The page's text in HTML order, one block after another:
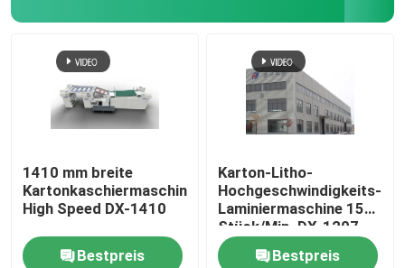
1410 mm breite
Kartonkaschiermaschine
High Speed ​​DX-1410
Bestpreis
Karton-Litho-
Hochgeschwindigkeits-
Laminiermaschine 150
Stück/Min. DX-1207
Bestpreis